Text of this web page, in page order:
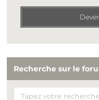
Recherche sur le